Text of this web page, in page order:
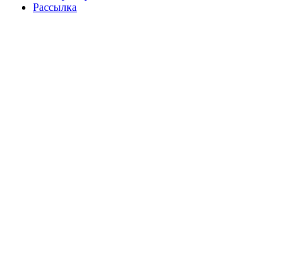
Рассылка